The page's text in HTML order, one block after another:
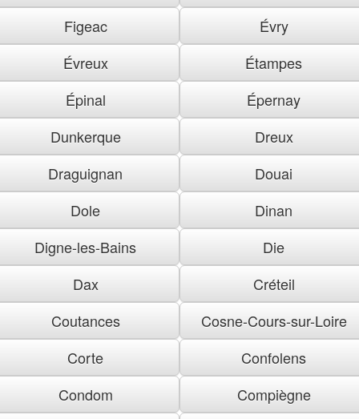
Figeac
Évry
Évreux
Étampes
Épinal
Épernay
Dunkerque
Dreux
Draguignan
Douai
Dole
Dinan
Digne-les-Bains
Die
Dax
Créteil
Coutances
Cosne-Cours-sur-Loire
Corte
Confolens
Condom
Compiègne